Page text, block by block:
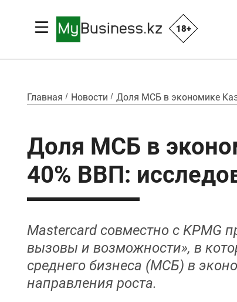
18+
Главная Новости Доля МСБ в экономике
Доля МСБ в
40% ВВП:
Mastercard совместно с KPMG
вызовы и возможности», в
среднего бизнеса (МСБ) в
направления роста.